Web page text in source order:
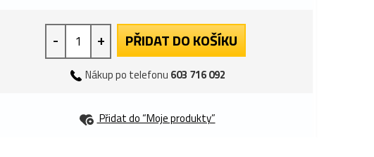
- + PŘIDAT DO KOŠÍKU
Nákup po telefonu 603 716 092
Přidat do “Moje produkty”